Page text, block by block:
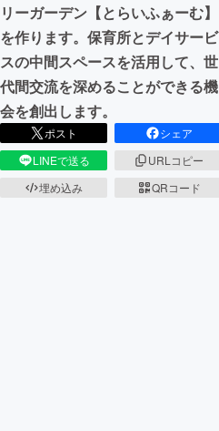
リーガーデン【とらいふぁーむ】
を作ります。保育所とデイサービ
スの中間スペースを活用して、世
代間交流を深めることができる機
会を創出します。
ポスト
シェア
LINEで送る
URLコピー
埋め込み
QRコード